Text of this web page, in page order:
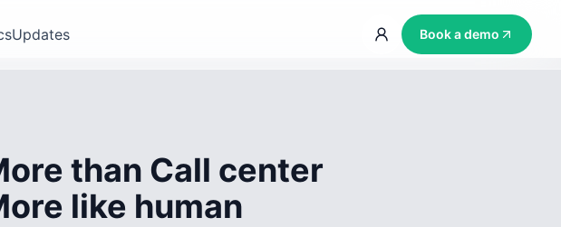
Updates Book a demo
than Call center
like human